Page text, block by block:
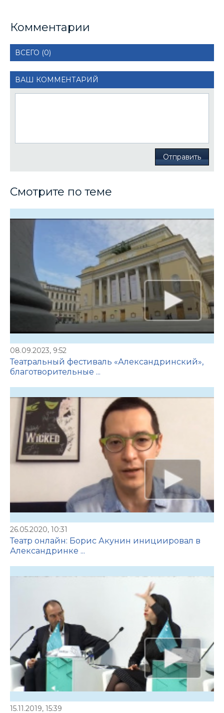
Комментарии
ВСЕГО (0)
ВАШ КОММЕНТАРИЙ
Отправить
Смотрите по теме
08.09.2023, 9:52
Театральный фестиваль «Александринский»,
благотворительные ...
26.05.2020, 10:31
Театр онлайн: Борис Акунин инициировал в
Александринке ...
15.11.2019, 15:39